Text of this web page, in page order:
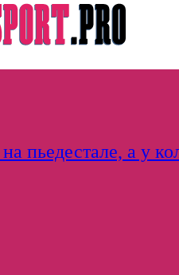
пьедестале, а у